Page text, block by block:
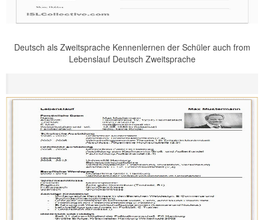
Deutsch als Zweitsprache Kennenlernen der Schüler auch from
Lebenslauf Deutsch Zweitsprache